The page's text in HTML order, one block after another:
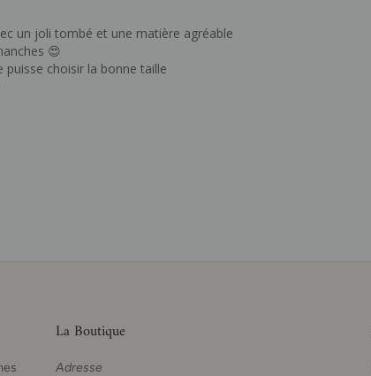
un joli tombé et une matière agréable
😍
choisir la bonne taille
La Boutique
Adresse